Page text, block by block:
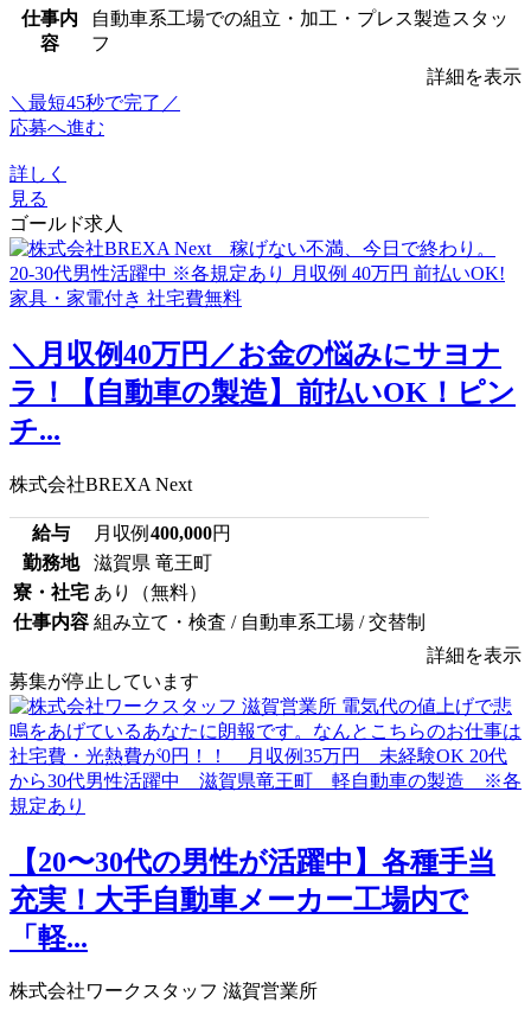
仕事内
容
自動車系工場での組立・加工・プレス製造スタッ
フ
詳細を表示
＼最短45秒で完了／
応募へ進む
詳しく
見る
ゴールド求人
＼月収例40万円／お金の悩みにサヨナ
ラ！【自動車の製造】前払いOK！ピン
チ...
株式会社BREXA Next
給与 月収例 400,000円
勤務地
滋賀県 竜王町
寮・社宅 あり（無料）
仕事内容 組み立て・検査 / 自動車系工場 / 交替制
詳細を表示
募集が停止しています
【20〜30代の男性が活躍中】各種手当
充実！大手自動車メーカー工場内で
「軽...
株式会社ワークスタッフ 滋賀営業所